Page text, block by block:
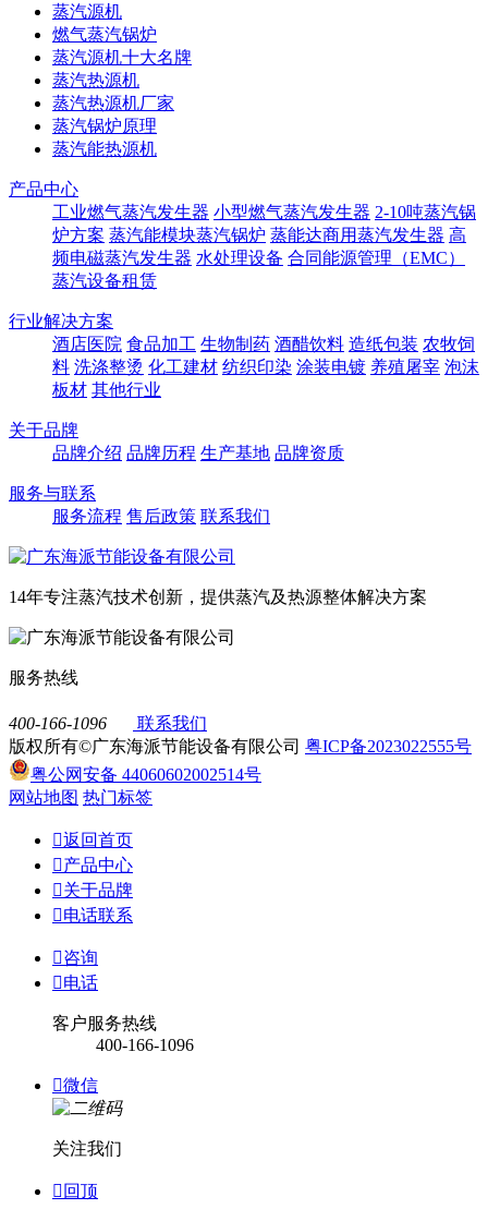
蒸汽源机
燃气蒸汽锅炉
蒸汽源机十大名牌
蒸汽热源机
蒸汽热源机厂家
蒸汽锅炉原理
蒸汽能热源机
产品中心
工业燃气蒸汽发生器 小型燃气蒸汽发生器 2-10吨蒸汽锅
炉方案 蒸汽能模块蒸汽锅炉 蒸能达商用蒸汽发生器 高
频电磁蒸汽发生器 水处理设备 合同能源管理（EMC）
蒸汽设备租赁
行业解决方案
酒店医院 食品加工 生物制药 酒醋饮料 造纸包装 农牧饲
料 洗涤整烫 化工建材 纺织印染 涂装电镀 养殖屠宰 泡沫
板材 其他行业
关于品牌
品牌介绍 品牌历程 生产基地 品牌资质
服务与联系
服务流程 售后政策 联系我们
14年专注蒸汽技术创新，提供蒸汽及热源整体解决方案
服务热线
400-166-1096
联系我们
版权所有©广东海派节能设备有限公司 粤ICP备2023022555号
粤公网安备 44060602002514号
网站地图 热门标签
返回首页
产品中心
关于品牌
电话联系
咨询
电话
客户服务热线
400-166-1096
微信
关注我们
 回顶